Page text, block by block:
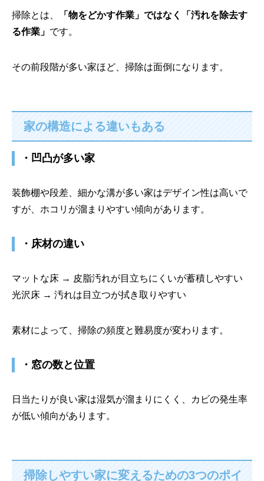
掃除とは、
「物をどかす作業」ではなく「汚れを除去す
る作業」 です。
その前段階が多い家ほど、掃除は面倒になります。
家の構造による違いもある
・凹凸が多い家
装飾棚や段差、細かな溝が多い家はデザイン性は高いで
すが、ホコリが溜まりやすい傾向があります。
・床材の違い
マットな床 → 皮脂汚れが目立ちにくいが蓄積しやすい
光沢床 → 汚れは目立つが拭き取りやすい
素材によって、掃除の頻度と難易度が変わります。
・窓の数と位置
日当たりが良い家は湿気が溜まりにくく、カビの発生率
が低い傾向があります。
掃除しやすい家に変えるための3つのポイ